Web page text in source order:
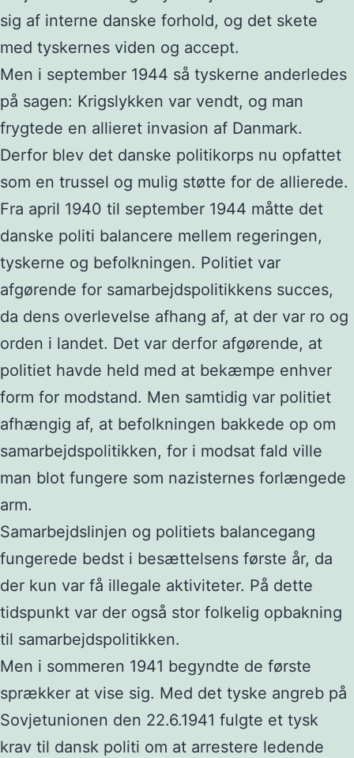
sig af interne danske forhold, og det skete
med tyskernes viden og accept.
Men i september 1944 så tyskerne anderledes
på sagen: Krigslykken var vendt, og man
frygtede en allieret invasion af Danmark.
Derfor blev det danske politikorps nu opfattet
som en trussel og mulig støtte for de allierede.
Fra april 1940 til september 1944 måtte det
danske politi balancere mellem regeringen,
tyskerne og befolkningen. Politiet var
afgørende for samarbejdspolitikkens succes,
da dens overlevelse afhang af, at der var ro og
orden i landet. Det var derfor afgørende, at
politiet havde held med at bekæmpe enhver
form for modstand. Men samtidig var politiet
afhængig af, at befolkningen bakkede op om
samarbejdspolitikken, for i modsat fald ville
man blot fungere som nazisternes forlængede
arm.
Samarbejdslinjen og politiets balancegang
fungerede bedst i besættelsens første år, da
der kun var få illegale aktiviteter. På dette
tidspunkt var der også stor folkelig opbakning
til samarbejdspolitikken.
Men i sommeren 1941 begyndte de første
sprækker at vise sig. Med det tyske angreb på
Sovjetunionen den 22.6.1941 fulgte et tysk
krav til dansk politi om at arrestere ledende